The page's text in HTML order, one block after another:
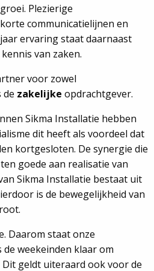
Plezierige
communicatielijnen en
ervaring staat daarnaast
van zaken.
voor zowel
de zakelijke opdrachtgever.
Sikma Installatie hebben
dit heeft als voordeel dat
kortgesloten. De synergie die
goede aan realisatie van
Sikma Installatie bestaat uit
is de bewegelijkheid van
Daarom staat onze
weekeinden klaar om
geldt uiteraard ook voor de